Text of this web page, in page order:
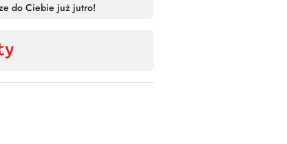
do Ciebie już jutro!